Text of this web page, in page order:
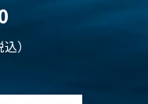
）